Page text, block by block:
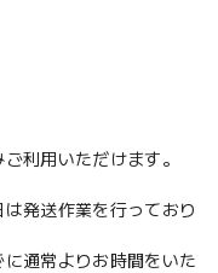
利用いただけます。
発送作業を行っており
通常よりお時間をいた